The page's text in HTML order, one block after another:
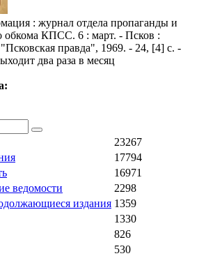
: журнал отдела пропаганды и
обкома КПСС. 6 : март. - Псков :
"Псковская правда", 1969. - 24, [4] с. -
два раза в месяц
23267
17794
16971
ведомости
2298
издания 1359
1330
826
530